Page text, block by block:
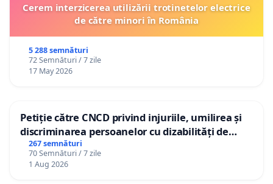
Cerem interzicerea utilizării trotinetelor electrice
de către minori în România
5 288 semnături
72 Semnături / 7 zile
17 May 2026
Petiție către CNCD privind injuriile, umilirea și
discriminarea persoanelor cu dizabilități de
către utilizatorul TikTok „Gorici”
267 semnături
70 Semnături / 7 zile
1 Aug 2026